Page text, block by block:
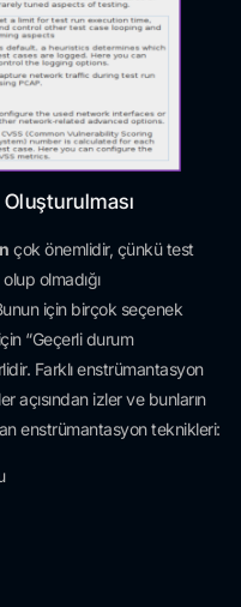
çok önemlidir, çünkü test
olmadığı
için birçok seçenek
“Geçerli durum
Farklı enstrümantasyon
açısından izler ve bunların
enstrümantasyon teknikleri: